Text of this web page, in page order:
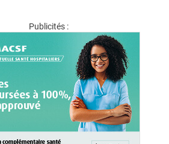
Publicités :